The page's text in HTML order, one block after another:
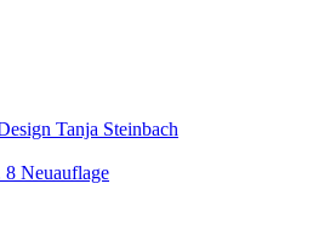
Tanja Steinbach
Neuauflage